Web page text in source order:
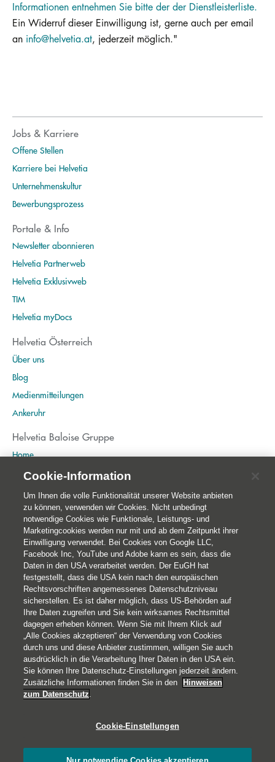
Informationen entnehmen Sie bitte der der Dienstleisterliste.
Ein Widerruf dieser Einwilligung ist, gerne auch per email
an info@helvetia.at, jederzeit möglich."
Jobs & Karriere
Offene Stellen
Karriere bei Helvetia
Unternehmenskultur
Bewerbungsprozess
Portale & Info
Newsletter abonnieren
Helvetia Partnerweb
Helvetia Exklusivweb
TIM
Helvetia myDocs
Helvetia Österreich
Über uns
Blog
Medienmitteilungen
Ankeruhr
Helvetia Baloise Gruppe
Home
Publikationen
Nachhaltigkeit
© 2026 Helvetia Versicherungen AG
Hoher Markt 10-11
1010 Wien
+43 50 222-1000
Impressum
Rechtliche Hinweise
Cookie-Information
Um Ihnen die volle Funktionalität unserer Website anbieten
zu können, verwenden wir Cookies. Nicht unbedingt
notwendige Cookies wie Funktionale, Leistungs- und
Marketingcookies werden nur mit und ab dem Zeitpunkt ihrer
Einwilligung verwendet. Bei Cookies von Google LLC,
Facebook Inc, YouTube und Adobe kann es sein, dass die
Daten in den USA verarbeitet werden. Der EuGH hat
festgestellt, dass die USA kein nach den europäischen
Rechtsvorschriften angemessenes Datenschutzniveau
sicherstellen. Es ist daher möglich, dass US-Behörden auf
Ihre Daten zugreifen und Sie kein wirksames Rechtsmittel
dagegen erheben können. Wenn Sie mit Ihrem Klick auf
„Alle Cookies akzeptieren“ der Verwendung von Cookies
durch uns und diese Anbieter zustimmen, willigen Sie auch
ausdrücklich in die Verarbeitung Ihrer Daten in den USA ein.
Sie können Ihre Datenschutz-Einstellungen jederzeit ändern.
Zusätzliche Informationen finden Sie in den
Hinweisen
zum Datenschutz.
Cookie-Einstellungen